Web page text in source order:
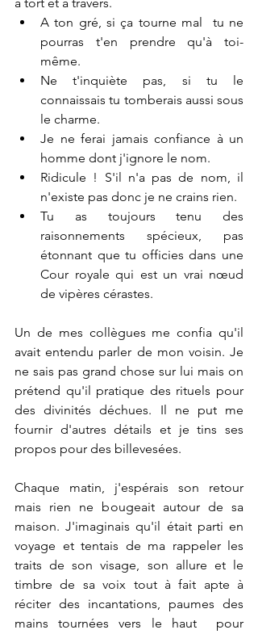
A ton gré, si ça tourne mal  tu ne
pourras t'en prendre qu'à toi-
même.
Ne t'inquiète pas, si tu le
connaissais tu tomberais aussi sous
le charme.
Je ne ferai jamais confiance à un
homme dont j'ignore le nom.
Ridicule ! S'il n'a pas de nom, il
n'existe pas donc je ne crains rien.
Tu as toujours tenu des
raisonnements spécieux, pas
étonnant que tu officies dans une
Cour royale qui est un vrai nœud
de vipères cérastes.
Un de mes collègues me confia qu'il
avait entendu parler de mon voisin. Je
ne sais pas grand chose sur lui mais on
prétend qu'il pratique des rituels pour
des divinités déchues. Il ne put me
fournir d'autres détails et je tins ses
propos pour des billevesées.
Chaque matin, j'espérais son retour
mais rien ne bougeait autour de sa
maison. J'imaginais qu'il était parti en
voyage et tentais de ma rappeler les
traits de son visage, son allure et le
timbre de sa voix tout à fait apte à
réciter des incantations, paumes des
mains tournées vers le haut  pour